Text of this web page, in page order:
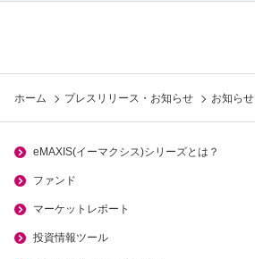
ホーム プレスリリース・お知らせ お知らせ
eMAXIS(イーマクシス)シリーズとは？
ファンド
マーケットレポート
投資情報ツール